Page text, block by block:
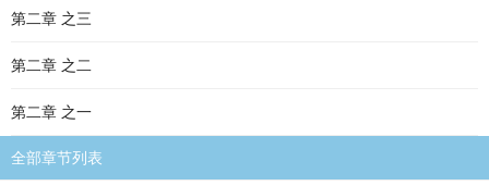
第二章 之三
第二章 之二
第二章 之一
全部章节列表